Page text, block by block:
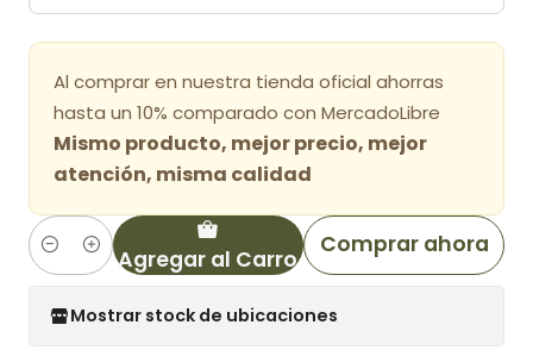
Al comprar en nuestra tienda oficial ahorras
hasta un 10% comparado con MercadoLibre
Mismo producto, mejor precio, mejor
atención, misma calidad
Cantidad Agregar al Carro
Comprar ahora
Mostrar stock de ubicaciones